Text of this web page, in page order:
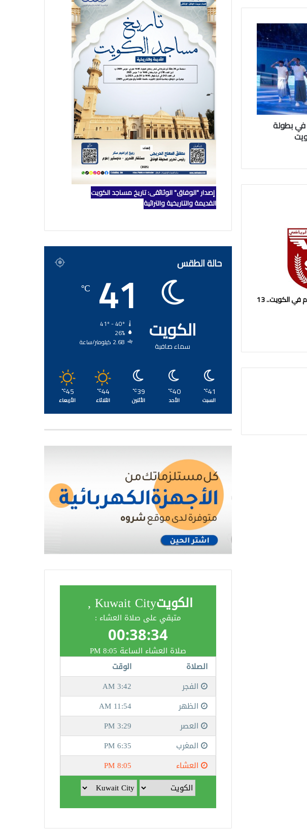
تفوز على أستراليا (39) - (13) في بطولة
حدث في مثل هذا اليوم في الكويت.. 13
إصدار "الوفاق" الوثائقي: تاريخ مساجد الكويت
القديمة والتاريخية والتراثية
حالة الطقس
الكويت
سماء صافية
41
℃
26%
2.68 كيلومتر/ساعة
41
℃
السبت
40
℃
الأحد
39
℃
الأثنين
44
℃
الثلاثاء
45
℃
الأربعاء